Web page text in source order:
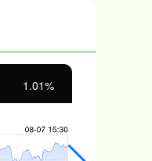
1.01%